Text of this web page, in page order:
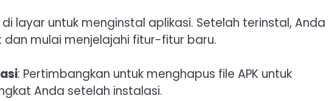
di layar untuk menginstal aplikasi. Setelah terinstal, Anda
mulai menjelajahi fitur-fitur baru.
: Pertimbangkan untuk menghapus file APK untuk
Anda setelah instalasi.